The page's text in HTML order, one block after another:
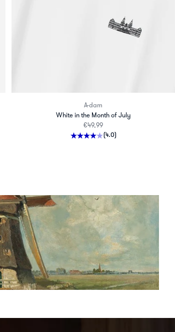
A-dam
White in the Month of July
Aanbiedingsprijs
€49,99
(4.0)